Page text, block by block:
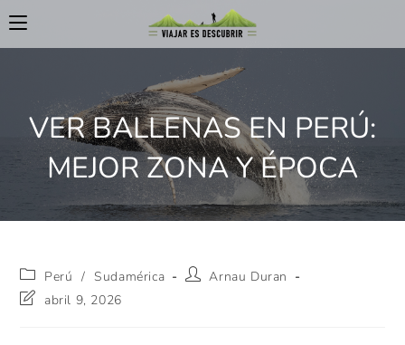
VER BALLENAS EN PERÚ:
MEJOR ZONA Y ÉPOCA
Perú / Sudamérica
Arnau Duran
abril 9, 2026